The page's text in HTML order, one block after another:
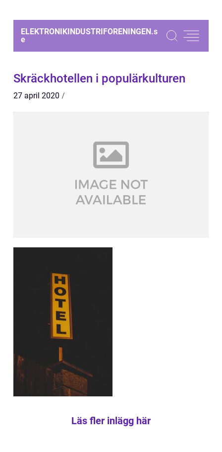
ELEKTRONIKINDUSTRIFORENINGEN.s
e
Skräckhotellen i populärkulturen
27 april 2020
Läs fler inlägg här